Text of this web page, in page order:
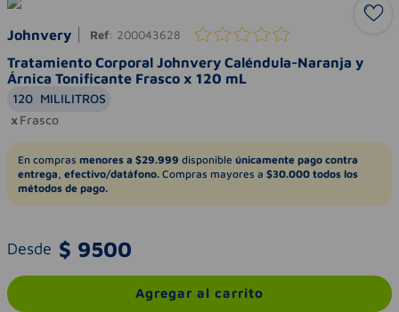
Johnvery Ref: 200043628
Tratamiento Corporal Johnvery Caléndula-Naranja y
Árnica Tonificante Frasco x 120 mL
120 MILILITROS
Frasco
En compras menores a $29.999 disponible únicamente pago contra
entrega, efectivo/datáfono. Compras mayores a $30.000 todos los
métodos de pago.
Desde $ 9500
Agregar al carrito